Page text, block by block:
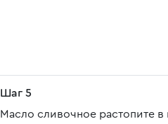
Шаг 5
Масло сливочное растопите